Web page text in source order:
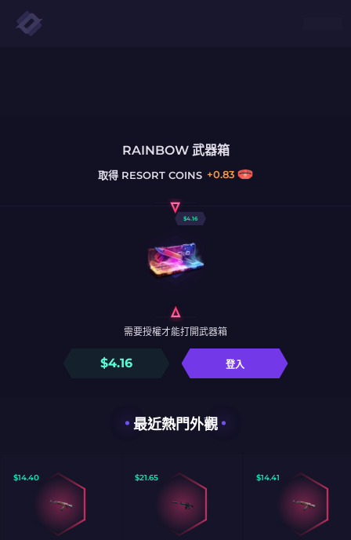
RAINBOW 武器箱
取得 RESORT COINS +0.83
$4.16
$4.16 登入
需要授權才能打開武器箱
最近熱門外觀
$14.40 $21.65 $14.41